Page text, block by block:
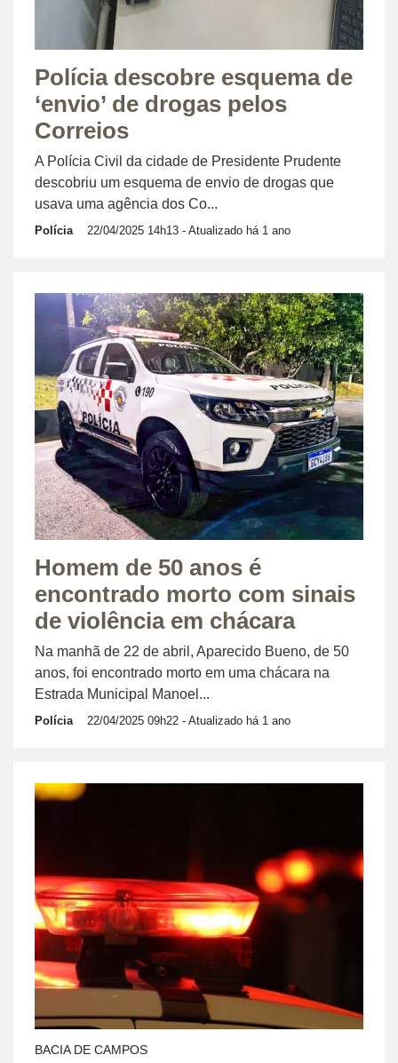
Polícia descobre esquema de
‘envio’ de drogas pelos
Correios
A Polícia Civil da cidade de Presidente Prudente
descobriu um esquema de envio de drogas que
usava uma agência dos Co...
Polícia 22/04/2025 14h13 - Atualizado há 1 ano
Homem de 50 anos é
encontrado morto com sinais
de violência em chácara
Na manhã de 22 de abril, Aparecido Bueno, de 50
anos, foi encontrado morto em uma chácara na
Estrada Municipal Manoel...
Polícia 22/04/2025 09h22 - Atualizado há 1 ano
BACIA DE CAMPOS